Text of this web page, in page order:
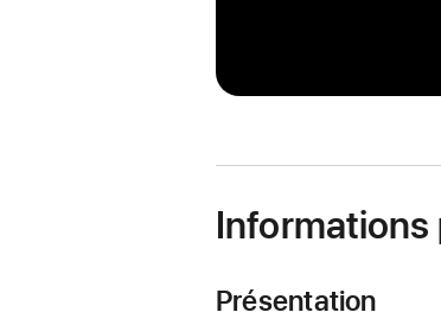
Informations
Présentation